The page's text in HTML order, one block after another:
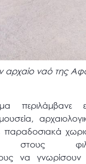
αρχαίο ναό της
περιλάμβανε
στους
να γνωρίσουν